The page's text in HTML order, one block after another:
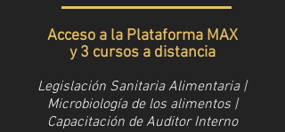
Acceso a la Plataforma MAX
y 3 cursos a distancia
Legislación Sanitaria Alimentaria |
Microbiología de los alimentos |
Capacitación de Auditor Interno